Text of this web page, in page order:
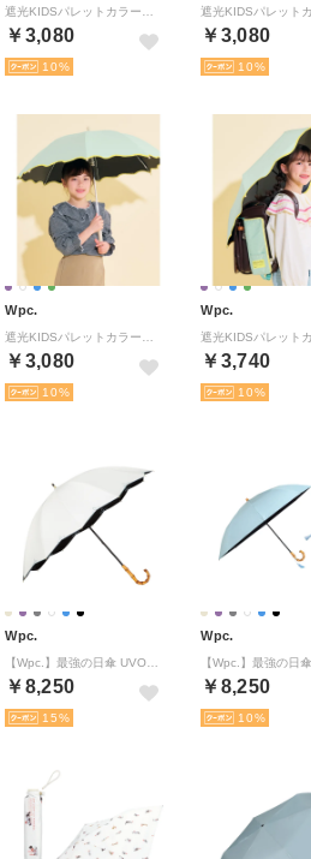
￥3,080
10
￥3,080
10
Wpc.
￥3,080
10
Wpc.
￥3,740
10
Wpc.
￥8,250
15
Wpc.
￥8,250
10